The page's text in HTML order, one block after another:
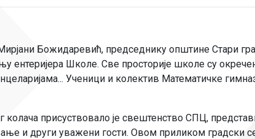
Професори
Библиотекар
Успеси на осталим
Божидаревић, председнику општине Стари
ентеријера Школе. Све просторије школе су
Ученици и колектив Математичке
колача присуствовало је свештенство СПЦ,
и други уважени гости. Овом приликом градски